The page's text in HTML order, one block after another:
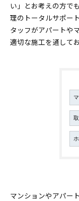
い」とお考えの方で
理のトータルサポー
タッフがアパートや
適切な施工を通して
マンションやアパー